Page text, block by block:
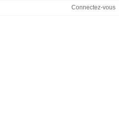
Connectez-vous